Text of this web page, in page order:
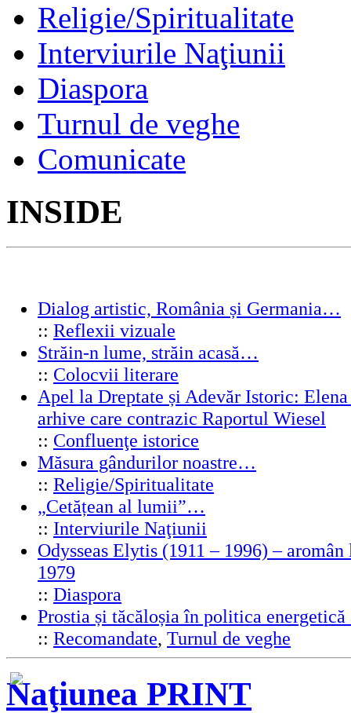
Religie/Spiritualitate
Interviurile Naţiunii
Diaspora
Turnul de veghe
Comunicate
INSIDE
Dialog artistic, România și Germania…
:: Reflexii vizuale
Străin-n lume, străin acasă…
:: Colocvii literare
Apel la Dreptate și Adevăr Istoric:
arhive care contrazic Raportul Wiesel
:: Confluenţe istorice
Măsura gândurilor noastre…
:: Religie/Spiritualitate
„Cetățean al lumii”…
:: Interviurile Naţiunii
Odysseas Elytis (1911 – 1996) –
1979
:: Diaspora
Prostia și tăcăloșia în politica
:: Recomandate, Turnul de veghe
Naţiunea PRINT